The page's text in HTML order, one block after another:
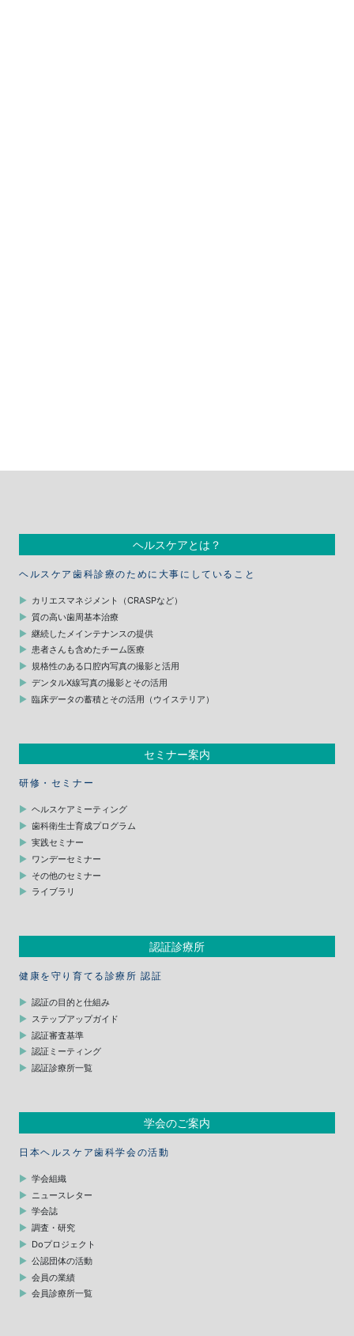
ヘルスケアとは？
ヘルスケア歯科診療のために大事にしていること
カリエスマネジメント（CRASPなど）
質の高い歯周基本治療
継続したメインテナンスの提供
患者さんも含めたチーム医療
規格性のある口腔内写真の撮影と活用
デンタルX線写真の撮影とその活用
臨床データの蓄積とその活用（ウイステリア）
セミナー案内
研修・セミナー
ヘルスケアミーティング
歯科衛生士育成プログラム
実践セミナー
ワンデーセミナー
その他のセミナー
ライブラリ
認証診療所
健康を守り育てる診療所 認証
認証の目的と仕組み
ステップアップガイド
認証審査基準
認証ミーティング
認証診療所一覧
学会のご案内
日本ヘルスケア歯科学会の活動
学会組織
ニュースレター
学会誌
調査・研究
Doプロジェクト
公認団体の活動
会員の業績
会員診療所一覧